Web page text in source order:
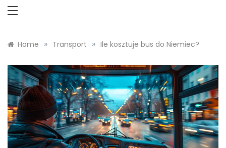
Home » Transport » Ile kosztuje bus do Niemiec?